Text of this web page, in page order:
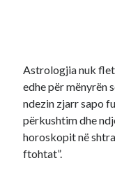
Astrologjia nuk
edhe për mënyrën
ndezin zjarr sapo
përkushtim dhe
horoskopit në
ftohtat”.